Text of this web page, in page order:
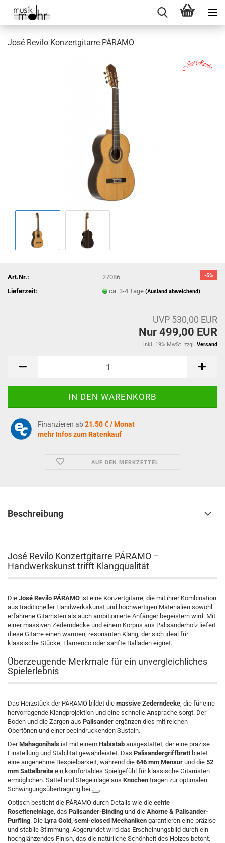
José Revilo Konzertgitarre PÁRAMO
-5%
Art.Nr.:
27086
Lieferzeit:
ca. 3-4 Tage(Ausland abweichend)
UVP 530,00 EUR
Nur 499,00 EUR
inkl. 19% MwSt. zzgl. Versand
Finanzieren ab 21.50 € / Monat
mehr Infos zum Ratenkauf
AUF DEN MERKZETTEL
Beschreibung
José Revilo Konzertgitarre PÁRAMO –
Handwerkskunst trifft Klangqualität
Die José Revilo PÁRAMO ist eine Konzertgitarre, die mit ihrer Kombination
aus traditioneller Handwerkskunst und hochwertigen Materialien sowohl
erfahrene Gitarristen als auch ambitionierte Anfänger begeistern wird. Mit
einer massiven Zederndecke und einem Korpus aus Palisanderholz liefert
diese Gitarre einen warmen, resonanten Klang, der sich ideal für
klassische Stücke, Flamenco oder sanfte Balladen eignet.
Überzeugende Merkmale für ein unvergleichliches
Spielerlebnis
Das Herzstück der PÀRAMO bildet die massive Zederndecke, die für eine
hervorragende Klangprojektion und eine schnelle Ansprache sorgt. Der
Boden und die Zargen aus Palisander ergänzen dies mit reichen
Obertönen und einer beeindruckenden Sustain.
DerMahagonihals ist mit einem Halsstab ausgestattet, der eine präzise
Einstellung und Stabilität gewährleistet. Das Palisandergriffbrettbietet
eine angenehme Bespielbarkeit, während die 646 mm Mensur und die 52
mm Sattelbreite ein komfortables Spielgefühl für klassische Gitarristen
ermöglichen. Sattel und Stegeinlage aus Knochen tragen zur optimalen
Schwingungsübertragung bei.
Optisch besticht die PÀRAMO durch Details wie die echte
Rosetteneinlage, das Palisander-Binding und die Ahorne & Palisander-
Purfling. Die Lyra Gold, semi-closed Mechaniken garantieren eine präzise
und stabile Stimmung. Abgerundet wird das Erscheinungsbild durch ein
hochglänzendes Finish, das die natürliche Schönheit des Holzes betont.